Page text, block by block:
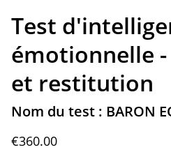
Test
émotionnelle
et restitution
Nom du test : BARON
€360.00